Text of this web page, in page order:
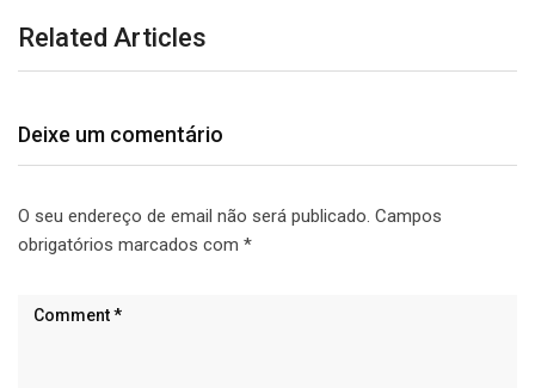
Related Articles
Deixe um comentário
O seu endereço de email não será publicado. Campos
obrigatórios marcados com *